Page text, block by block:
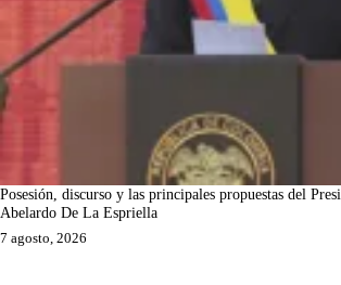
Posesión, discurso y las principales propuestas del
Abelardo De La Espriella
7 agosto, 2026